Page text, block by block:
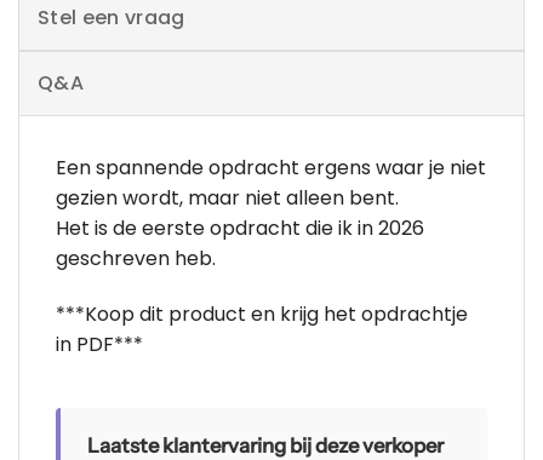
Stel een vraag
Q&A
Een spannende opdracht ergens waar je niet
gezien wordt, maar niet alleen bent.
Het is de eerste opdracht die ik in 2026
geschreven heb.
***Koop dit product en krijg het opdrachtje
in PDF***
Laatste klantervaring bij deze verkoper